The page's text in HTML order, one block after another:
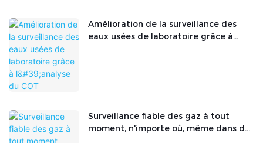
Amélioration de la surveillance des
eaux usées de laboratoire grâce à
Surveillance fiable des gaz à tout
moment, n'importe où, même dans des